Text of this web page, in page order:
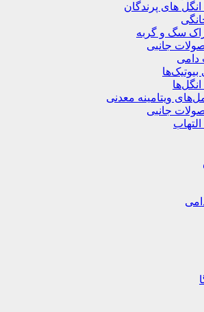
های پرندگان
سگ و گربه
جانبی
دامی
بیوتیک‌ها
ویتامینه معدنی
جانبی